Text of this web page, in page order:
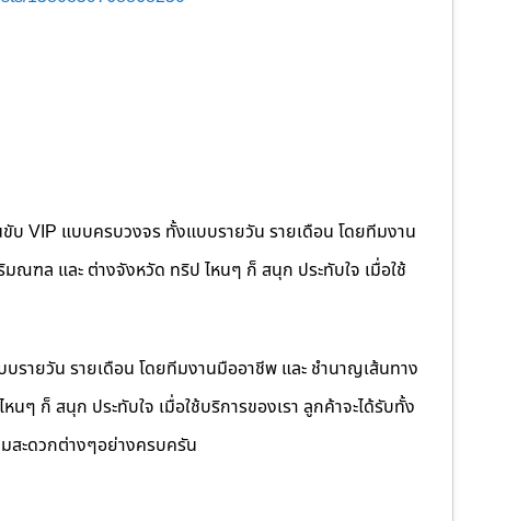
บ VIP แบบครบวงจร ทั้งแบบรายวัน รายเดือน โดยทีมงาน
ฑล และ ต่างจังหวัด ทริป ไหนๆ ก็ สนุก ประทับใจ เมื่อใช้
ายวัน รายเดือน โดยทีมงานมืออาชีพ และ ชำนาญเส้นทาง
ก็ สนุก ประทับใจ เมื่อใช้บริการของเรา ลูกค้าจะได้รับทั้ง
สะดวกต่างๆอย่างครบครัน